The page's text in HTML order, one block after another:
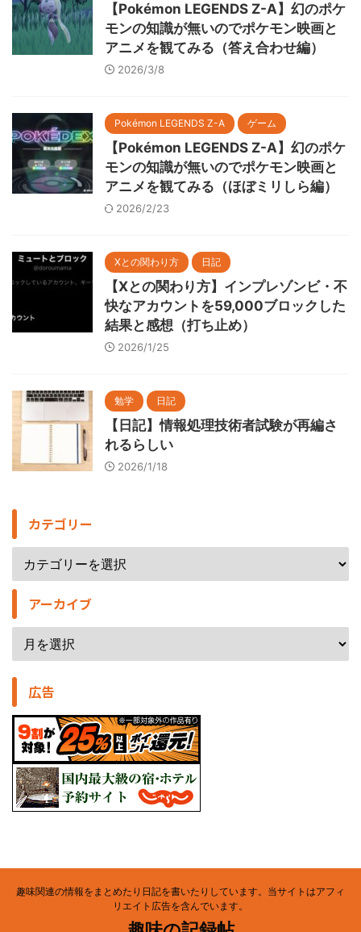
【Pokémon LEGENDS Z-A】幻のポケ
モンの知識が無いのでポケモン映画と
アニメを観てみる（答え合わせ編）
2026/3/8
Pokémon LEGENDS Z-A ゲーム
【Pokémon LEGENDS Z-A】幻のポケ
モンの知識が無いのでポケモン映画と
アニメを観てみる（ほぼミリしら編）
2026/2/23
Xとの関わり方 日記
【Xとの関わり方】インプレゾンビ・不
快なアカウントを59,000ブロックした
結果と感想（打ち止め）
2026/1/25
勉学 日記
【日記】情報処理技術者試験が再編さ
れるらしい
2026/1/18
カテゴリー
アーカイブ
広告
趣味関連の情報をまとめたり日記を書いたりしています。当サイトはアフィ
リエイト広告を含んでいます。